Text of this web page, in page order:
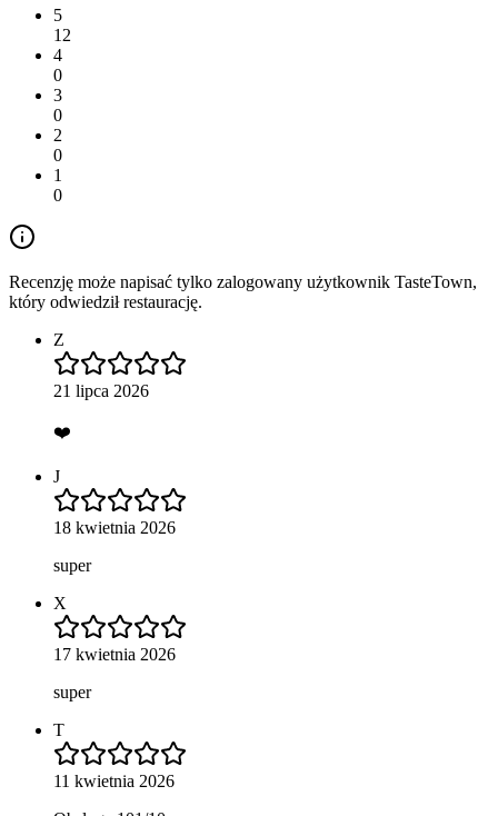
5
12
4
0
3
0
2
0
1
0
Recenzję może napisać tylko zalogowany użytkownik TasteTown,
który odwiedził restaurację.
Z
21 lipca 2026
❤️
J
18 kwietnia 2026
super
X
17 kwietnia 2026
super
T
11 kwietnia 2026